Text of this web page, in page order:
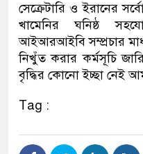
সেক্রেটারি ও ইরানের
খামেনির ঘনিষ্ঠ
আইআরআইবি সম্প্রচার
নিখুঁত করার কর্মসূচি জারি
বৃদ্ধির কোনো ইচ্ছা নেই
Tag :